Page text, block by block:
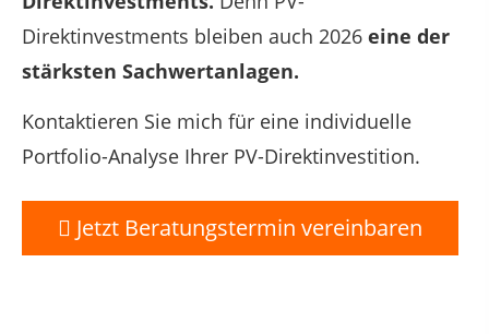
Direktinvestments bleiben auch 2026 eine der
stärksten Sachwertanlagen.
Kontaktieren Sie mich für eine individuelle
Portfolio-Analyse Ihrer PV-Direktinvestition.
Jetzt Beratungstermin vereinbaren